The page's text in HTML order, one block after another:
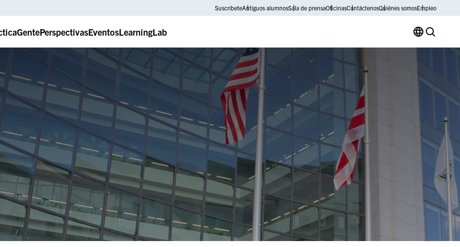
SuscríbeteAntiguos alumnosSala de prensaOficinasContáctenosQuiénes somosEmpleo
GentePerspectivasEventosLearningLab